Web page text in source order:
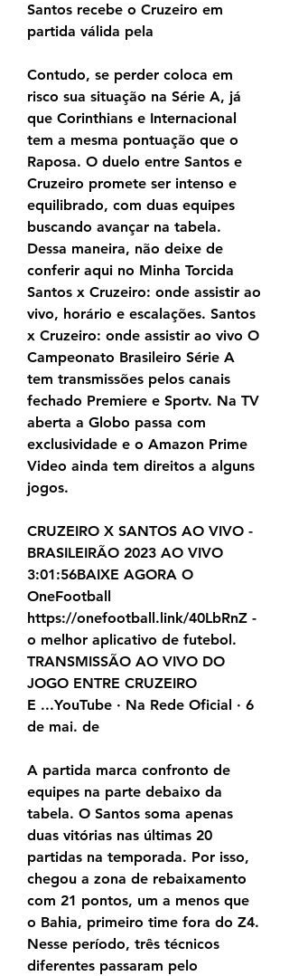
Santos recebe o Cruzeiro em
partida válida pela
Contudo, se perder coloca em
risco sua situação na Série A, já
que Corinthians e Internacional
tem a mesma pontuação que o
Raposa. O duelo entre Santos e
Cruzeiro promete ser intenso e
equilibrado, com duas equipes
buscando avançar na tabela.
Dessa maneira, não deixe de
conferir aqui no Minha Torcida
Santos x Cruzeiro: onde assistir ao
vivo, horário e escalações. Santos
x Cruzeiro: onde assistir ao vivo O
Campeonato Brasileiro Série A
tem transmissões pelos canais
fechado Premiere e Sportv. Na TV
aberta a Globo passa com
exclusividade e o Amazon Prime
Video ainda tem direitos a alguns
jogos.
CRUZEIRO X SANTOS AO VIVO -
BRASILEIRÃO 2023 AO VIVO
3:01:56BAIXE AGORA O
OneFootball
https://onefootball.link/40LbRnZ -
o melhor aplicativo de futebol.
TRANSMISSÃO AO VIVO DO
JOGO ENTRE CRUZEIRO
E ...YouTube · Na Rede Oficial · 6
de mai. de
A partida marca confronto de
equipes na parte debaixo da
tabela. O Santos soma apenas
duas vitórias nas últimas 20
partidas na temporada. Por isso,
chegou a zona de rebaixamento
com 21 pontos, um a menos que
o Bahia, primeiro time fora do Z4.
Nesse período, três técnicos
diferentes passaram pelo